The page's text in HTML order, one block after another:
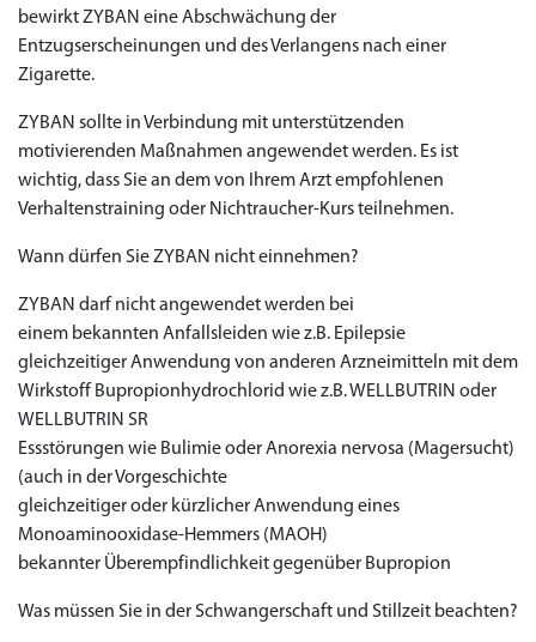
bewirkt ZYBAN eine Abschwächung der
Entzugserscheinungen und des Verlangens nach einer
Zigarette.
ZYBAN sollte in Verbindung mit unterstützenden
motivierenden Maßnahmen angewendet werden. Es ist
wichtig, dass Sie an dem von Ihrem Arzt empfohlenen
Verhaltenstraining oder Nichtraucher-Kurs teilnehmen.
Wann dürfen Sie ZYBAN nicht einnehmen?
ZYBAN darf nicht angewendet werden bei
einem bekannten Anfallsleiden wie z.B. Epilepsie
gleichzeitiger Anwendung von anderen Arzneimitteln mit dem
Wirkstoff Bupropionhydrochlorid wie z.B. WELLBUTRIN oder
WELLBUTRIN SR
Essstörungen wie Bulimie oder Anorexia nervosa (Magersucht)
(auch in der Vorgeschichte
gleichzeitiger oder kürzlicher Anwendung eines
Monoaminooxidase-Hemmers (MAOH)
bekannter Überempfindlichkeit gegenüber Bupropion
Was müssen Sie in der Schwangerschaft und Stillzeit beachten?
Sildenafil 100mg
€26.35
← Return to shop to Cart
Cialis Original
€28.17
← Return to shop to Cart
Levitra Original
€29.08
← Return to shop to Cart
Viagra Generika
€23.62
← Return to shop to Cart
Cialis Generika
€29.98
← Return to shop to Cart
Levitra Generika
€27.26
← Return to shop to Cart
Viagra Soft Tabs
€36.34
← Return to shop to Cart
Kamagra Oral Jelly
€29.08
← Return to shop to Cart
Kamagra 100mg
€62.69
← Return to shop to Cart
Super Kamagra
€25.44
← Return to shop to Cart
Kamagra Gold
€138.11
← Return to shop to Cart
Cialis Professional
€56.33
← Return to shop to Cart
Levitra Professional
€45.43
← Return to shop to Cart
Tadagra Professional
€0.00
← Return to shop to Cart
Apcalis Oral Jelly
€37.25
← Return to shop to Cart
Priligy Generika
Spedra Generika
€0.00
← Return to shop to Cart
LIDA Dai dai hua
€0.00
← Return to shop to Cart
Xenical Generika
€0.00
← Return to shop to Cart
Lovegra
€14.54
← Return to shop to Cart
Addyi Generika
€0.00
← Return to shop to Cart
Ladygra
€0.00
← Return to shop to Cart